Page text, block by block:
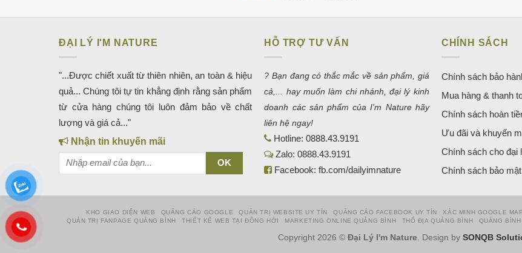
ĐẠI LÝ I'M NATURE
"...Được chiết xuất từ thiên nhiên, an toàn & hiệu
quả... Chúng tôi tự tin khẳng định rằng sản phẩm
từ cửa hàng chúng tôi luôn đảm bảo về chất
lượng và giá cả..."
Nhận tin khuyến mãi
HỖ TRỢ TƯ VẤN
? Bạn đang có thắc mắc về sản phẩm, giá
cả,... hay muốn làm chi nhánh, đại lý kinh
doanh các sản phẩm của I'm Nature hãy
liên hệ ngay!
Hotline:0888.43.9191
Zalo:0888.43.9191
Facebook:fb.com/dailyimnature
CHÍNH SÁCH
Chính sách bảo
Mua hàng & thanh
Chính sách hoàn
Ưu đãi và khuyến
Chính sách cho đại
Chính sách bảo
KHO GIAO DIỆN WEB QUẢNG CÁO GOOGLE QUẢN TRỊ WEBSITE UY TÍN QUẢNG CÁO FACEBOOK UY TÍN XÁC MINH GOOGLE MAP
QUẢN TRỊ FANPAGE QUẢNG BÌNH
THIẾT KẾ WEB TẠI ĐỒNG HỚI MARKETING ONLINE QUẢNG BÌNH THỔ ĐỊA QUẢNG BÌNH QUẢNG BÌNH
Copyright 2026 © Đại Lý I'm Nature . Design by SONQB